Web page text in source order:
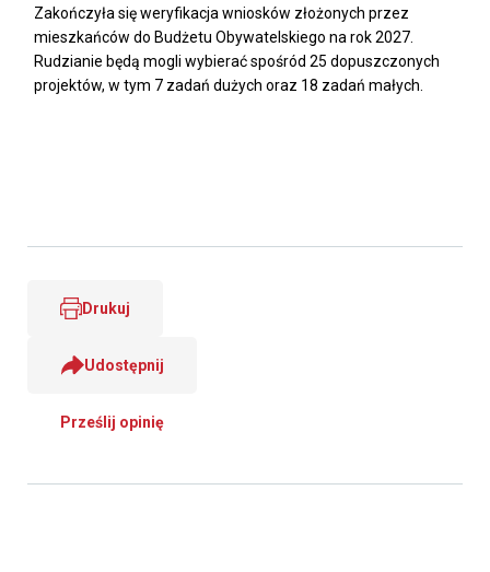
Zakończyła się weryfikacja wniosków złożonych przez
mieszkańców do Budżetu Obywatelskiego na rok 2027.
Rudzianie będą mogli wybierać spośród 25 dopuszczonych
projektów, w tym 7 zadań dużych oraz 18 zadań małych.
Drukuj
Udostępnij
Prześlij opinię